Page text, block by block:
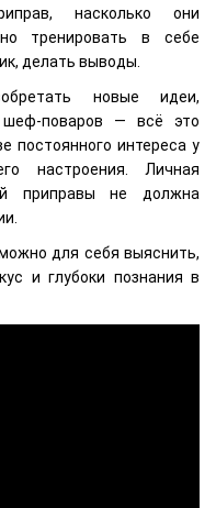
насколько они
тренировать в себе
делать выводы.
новые идеи,
шеф-поваров — всё это
постоянного интереса у
настроения. Личная
приправы не должна
для себя выяснить,
и глубоки познания в